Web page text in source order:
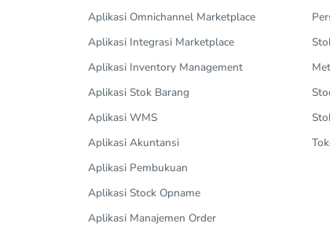
Aplikasi Omnichannel Marketplace
Aplikasi Integrasi Marketplace
Aplikasi Inventory Management
Aplikasi Stok Barang
Aplikasi WMS
Aplikasi Akuntansi
Aplikasi Pembukuan
Aplikasi Stock Opname
Aplikasi Manajemen Order